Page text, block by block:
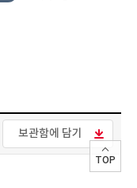
보관함에 담기
TOP